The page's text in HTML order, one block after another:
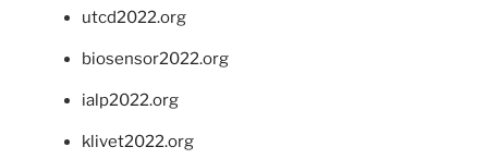
utcd2022.org
biosensor2022.org
ialp2022.org
klivet2022.org